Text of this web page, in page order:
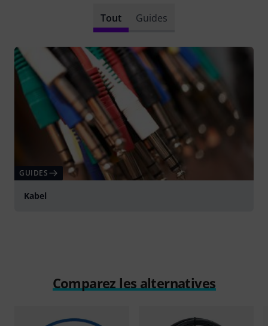
Tout Guides
GUIDES
Kabel
Comparez les alternatives